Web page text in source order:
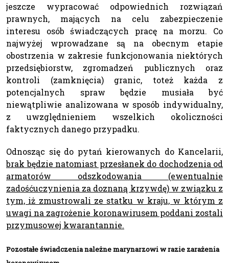
jeszcze wypracować odpowiednich rozwiązań
prawnych, mających na celu zabezpieczenie
interesu osób świadczących pracę na morzu. Co
najwyżej wprowadzane są na obecnym etapie
obostrzenia w zakresie funkcjonowania niektórych
przedsiębiorstw, zgromadzeń publicznych oraz
kontroli (zamknięcia) granic, toteż każda z
potencjalnych spraw będzie musiała być
niewątpliwie analizowana w sposób indywidualny,
z uwzględnieniem wszelkich okoliczności
faktycznych danego przypadku.
Odnosząc się do pytań kierowanych do Kancelarii,
brak będzie natomiast przesłanek do dochodzenia od
armatorów odszkodowania (ewentualnie
zadośćuczynienia za doznaną krzywdę) w związku z
tym, iż zmustrowali ze statku w kraju, w którym z
uwagi na zagrożenie koronawirusem poddani zostali
przymusowej kwarantannie.
Pozostałe świadczenia należne marynarzowi w razie zarażenia